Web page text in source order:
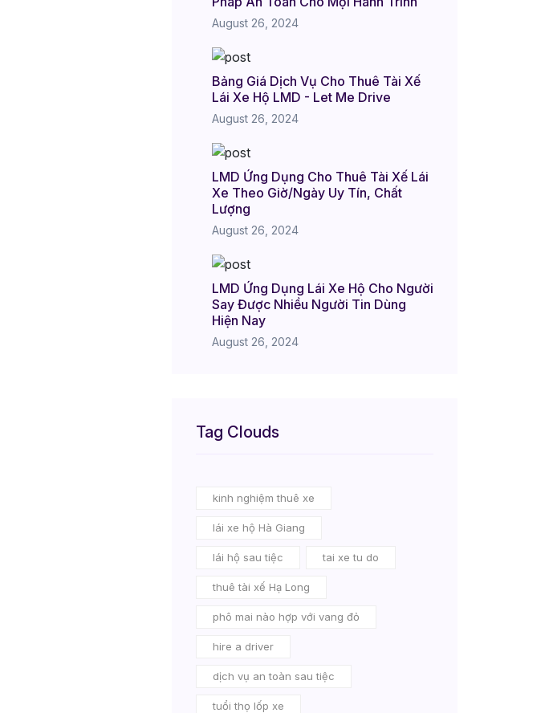
August 26, 2024
Bảng Giá Dịch Vụ Cho Thuê Tài Xế
Lái Xe Hộ LMD - Let Me Drive
August 26, 2024
LMD Ứng Dụng Cho Thuê Tài Xế Lái
Xe Theo Giờ/Ngày Uy Tín, Chất
Lượng
August 26, 2024
LMD Ứng Dụng Lái Xe Hộ Cho Người
Say Được Nhiều Người Tin Dùng
Hiện Nay
August 26, 2024
Tag Clouds
kinh nghiệm thuê xe
lái xe hộ Hà Giang
lái hộ sau tiệc tai xe tu do
thuê tài xế Hạ Long
phô mai nào hợp với vang đỏ
hire a driver
dịch vụ an toàn sau tiệc
tuổi thọ lốp xe